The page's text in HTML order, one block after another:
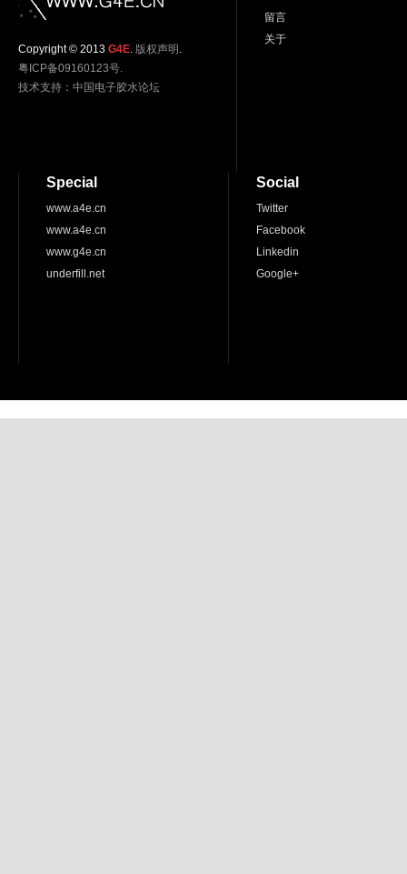
Copyright © 2013 G4E. 版权声明 .
粤ICP备09160123号.
技术支持： 中国电子胶水论坛
留言
关于
Special
www.a4e.cn
www.a4e.cn
www.g4e.cn
underfill.net
Social
Twitter
Facebook
Linkedin
Google+